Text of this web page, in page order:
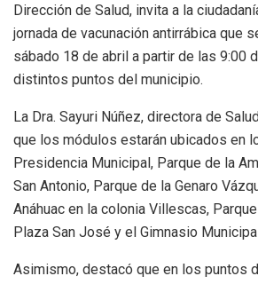
Dirección de Salud, invita a la
jornada de vacunación antirrábica que
sábado 18 de abril a partir de las 9:00
distintos puntos del municipio.
La Dra. Sayuri Núñez, directora de
que los módulos estarán ubicados en
Presidencia Municipal, Parque de la
San Antonio, Parque de la Genaro
Anáhuac en la colonia Villescas,
Plaza San José y el Gimnasio
Asimismo, destacó que en los puntos